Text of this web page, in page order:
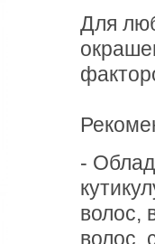
Для
-
волос,
волос,